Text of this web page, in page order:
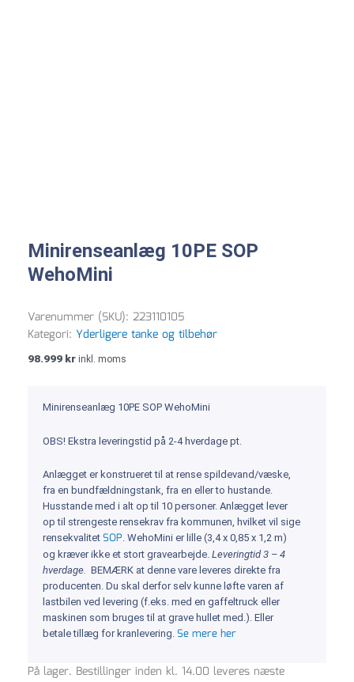
Minirenseanlæg 10PE SOP
WehoMini
Varenummer (SKU): 223110105
Kategori: Yderligere tanke og tilbehør
98.999 kr inkl. moms
Minirenseanlæg 10PE SOP WehoMini
OBS! Ekstra leveringstid på 2-4 hverdage pt.
Anlægget er konstrueret til at rense spildevand/væske,
fra en bundfældningstank, fra en eller to hustande.
Husstande med i alt op til 10 personer. Anlægget lever
op til strengeste rensekrav fra kommunen, hvilket vil sige
rensekvalitet SOP. WehoMini er lille (3,4 x 0,85 x 1,2 m)
og kræver ikke et stort gravearbejde. Leveringtid 3 – 4
hverdage. BEMÆRK at denne vare leveres direkte fra
producenten. Du skal derfor selv kunne løfte varen af
lastbilen ved levering (f.eks. med en gaffeltruck eller
maskinen som bruges til at grave hullet med.). Eller
betale tillæg for kranlevering. Se mere her
På lager. Bestillinger inden kl. 14.00 leveres næste
Minirenseanlæg